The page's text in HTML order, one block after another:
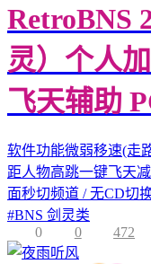
RetroBNS
灵）个人
飞天辅助
软件功能微弱移速(走
距人物高跳一键飞天
面秒切频道 / 无CD切
#BNS 剑灵类
0
0 472